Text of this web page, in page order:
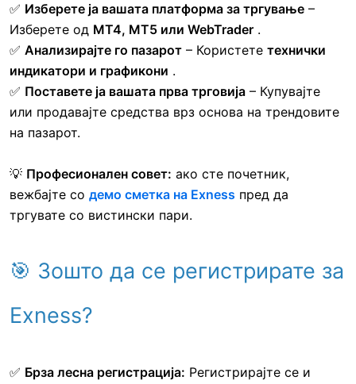
✅ Изберете ја вашата платформа за тргување –
Изберете од MT4, MT5 или WebTrader .
✅ Анализирајте го пазарот – Користете технички
индикатори и графикони .
✅ Поставете ја вашата прва трговија – Купувајте
или продавајте средства врз основа на трендовите
на пазарот.
💡 Професионален совет: ако сте почетник,
вежбајте со демо сметка на Exness пред да
тргувате со вистински пари.
🎯 Зошто да се регистрирате за
Exness?
✅ Брза лесна регистрација: Регистрирајте се и